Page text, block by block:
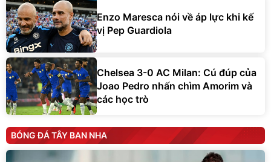
Enzo Maresca nói về áp lực khi kế
vị Pep Guardiola
Chelsea 3-0 AC Milan: Cú đúp của
Joao Pedro nhấn chìm Amorim và
các học trò
BÓNG ĐÁ TÂY BAN NHA